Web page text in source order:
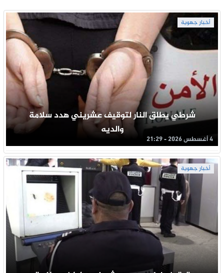
أخبار جهوية
شرطي يطلق النار لتوقيف عشريني هدد سلامة
والديه
4 أغسطس 2026 - 21:29
أخبار جهوية